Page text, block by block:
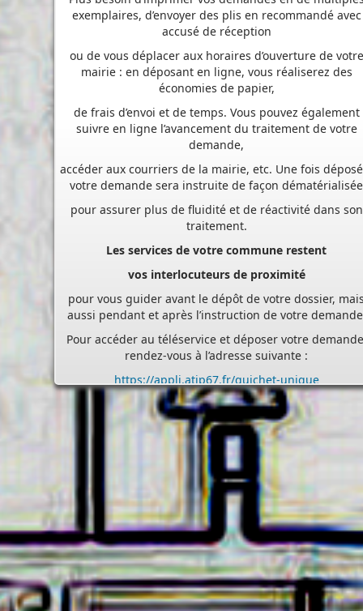
ou de vous déplacer aux horaires d’ouverture de votre
mairie : en déposant en ligne, vous réaliserez des
économies de papier,
de frais d’envoi et de temps. Vous pouvez également
suivre en ligne l’avancement du traitement de votre
demande,
accéder aux courriers de la mairie, etc. Une fois
votre demande sera instruite de façon dématérialisée
pour assurer plus de fluidité et de réactivité dans son
traitement.
Les services de votre commune restent
vos interlocuteurs de proximité
pour vous guider avant le dépôt de votre dossier, mais
aussi pendant et après l’instruction de votre demande.
Pour accéder au téléservice et déposer votre demande,
rendez-vous à l’adresse suivante :
https://appli.atip67.fr/guichet-unique
- - - - - - - - - - - - - - - - - -
Assistant(e)s maternel(le)s
Vous trouverez les listes des assistants maternels
et MAM par commune sur le site : https://www.bas-
rhin.fr/carte-assistants-maternels-bas-rhin/
Il est mis à jour tous les vendredis.
Le sitehttps://monenfant.fr/de la CAF présente les
disponibilités des assistants maternels.
- - - - - - - - - - - - - - - - - -